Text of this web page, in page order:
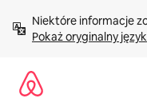
treści Pokaż oryginalny język